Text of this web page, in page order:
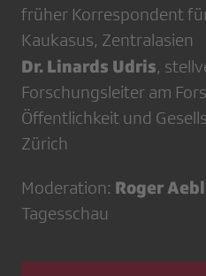
früher Korrespondent
Kaukasus, Zentralasien
Dr. Linards Udris,
Forschungsleiter am
Öffentlichkeit und
Zürich
Moderation: Roger
Tagesschau